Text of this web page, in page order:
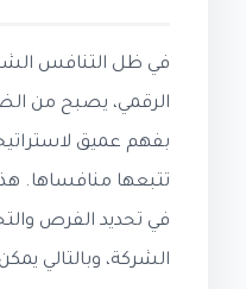
في ظل التنافس
الرقمي، يصبح من
بفهم عميق
تتبعها منافساها.
في تحديد الفرص
الشركة، وبالتالي